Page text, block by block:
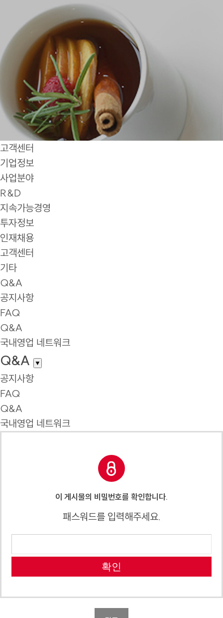
고객센터
기업정보
사업분야
R&D
지속가능경영
투자정보
인재채용
고객센터
기타
Q&A
공지사항
FAQ
Q&A
국내영업 네트워크
Q&A ▼
공지사항
FAQ
Q&A
국내영업 네트워크
이 게시물의 비밀번호를 확인합니다.
패스워드를 입력해주세요.
확인